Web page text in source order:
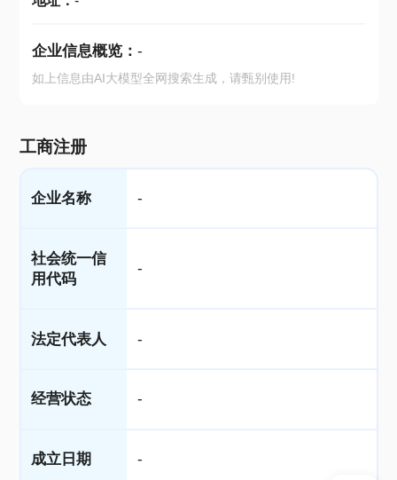
企业信息概览： -
如上信息由AI大模型全网搜索生成，请甄别使用!
工商注册
企业名称 -
社会统一信
用代码
-
法定代表人 -
经营状态 -
成立日期 -